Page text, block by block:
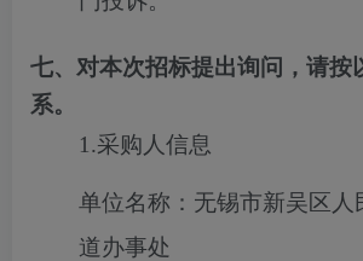
七、对本次招标提出询问，请按
系。
1.采购人信息
单位名称：无锡市新吴区人
道办事处